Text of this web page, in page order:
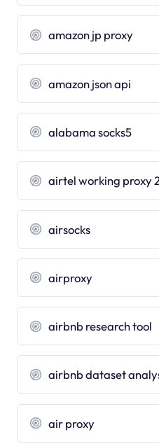
amazon jp proxy
amazon json api
alabama socks5
airtel working proxy
airsocks
airproxy
airbnb research tool
airbnb dataset
air proxy